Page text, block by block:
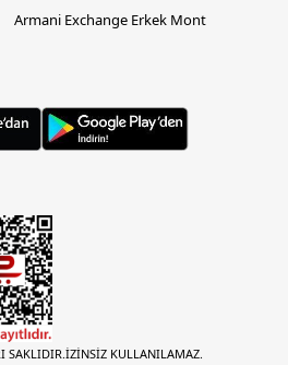
Armani Exchange Erkek Mont
SAKLIDIR.İZİNSİZ KULLANILAMAZ.